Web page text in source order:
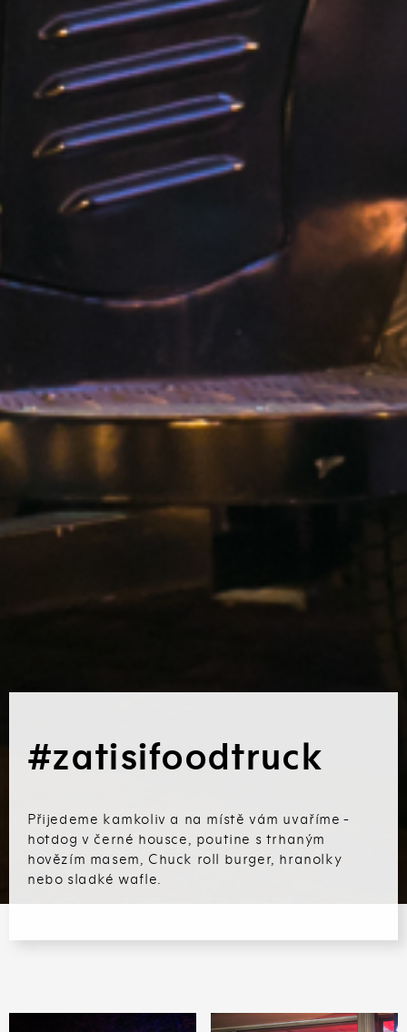
#zatisifoodtruck
Přijedeme kamkoliv a na místě vám uvaříme -
hotdog v černé housce, poutine s trhaným
hovězím masem, Chuck roll burger, hranolky
nebo sladké wafle.